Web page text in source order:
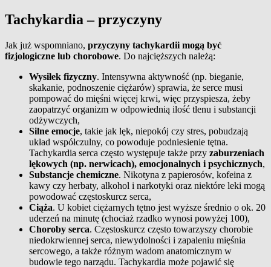
Tachykardia – przyczyny
Jak już wspomniano, przyczyny tachykardii mogą być
fizjologiczne lub chorobowe. Do najcięższych należą:
Wysiłek fizyczny. Intensywna aktywność (np. bieganie,
skakanie, podnoszenie ciężarów) sprawia, że serce musi
pompować do mięśni więcej krwi, więc przyspiesza, żeby
zaopatrzyć organizm w odpowiednią ilość tlenu i substancji
odżywczych,
Silne emocje, takie jak lęk, niepokój czy stres, pobudzają
układ współczulny, co powoduje podniesienie tętna.
Tachykardia serca często występuje także przy zaburzeniach
lękowych (np. nerwicach), emocjonalnych i psychicznych,
Substancje chemiczne. Nikotyna z papierosów, kofeina z
kawy czy herbaty, alkohol i narkotyki oraz niektóre leki mogą
powodować częstoskurcz serca,
Ciąża. U kobiet ciężarnych tętno jest wyższe średnio o ok. 20
uderzeń na minutę (chociaż rzadko wynosi powyżej 100),
Choroby serca. Częstoskurcz często towarzyszy chorobie
niedokrwiennej serca, niewydolności i zapaleniu mięśnia
sercowego, a także różnym wadom anatomicznym w
budowie tego narządu. Tachykardia może pojawić się